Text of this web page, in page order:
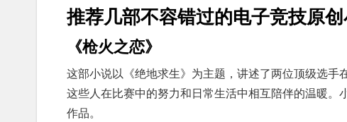
推荐几部不容错过的电子竞技原
《枪火之恋》
这部小说以《绝地求生》为主题，讲述了两位顶级选
这些人在比赛中的努力和日常生活中相互陪伴的温暖
作品。